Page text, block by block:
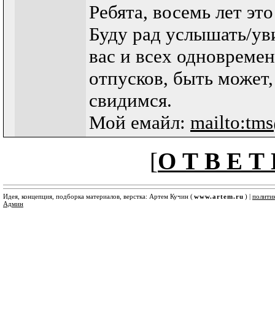
Ребята, восемь лет
Буду рад услышать/
вас и всех
отпусков, быть
свидимся.
Мой емайл:
[О Т В Е Т
Идея, концепция, подборка материалов, верстка: Артем Кучин (www.artem.ru ) |
Админ